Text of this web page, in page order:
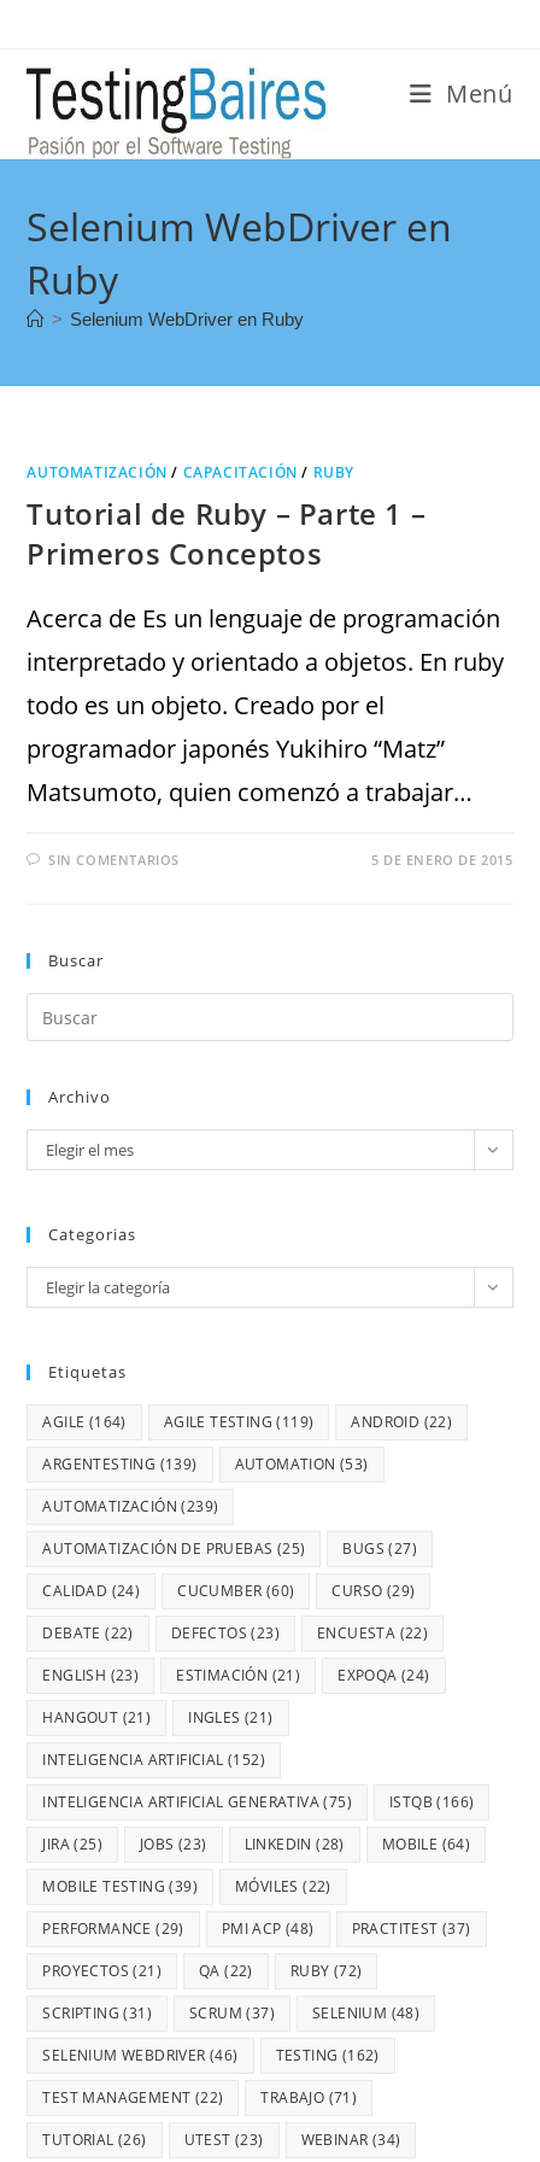
Menú
Selenium WebDriver en
Ruby
> Selenium WebDriver en Ruby
AUTOMATIZACIÓN / CAPACITACIÓN / RUBY
Tutorial de Ruby – Parte 1 –
Primeros Conceptos
Acerca de Es un lenguaje de programación
interpretado y orientado a objetos. En ruby
todo es un objeto. Creado por el
programador japonés Yukihiro “Matz”
Matsumoto, quien comenzó a trabajar…
SIN COMENTARIOS 5 DE ENERO DE 2015
Buscar
Archivo
Elegir el mes
Categorias
Elegir la categoría
Etiquetas
AGILE (164) AGILE TESTING (119) ANDROID (22)
ARGENTESTING (139) AUTOMATION (53)
AUTOMATIZACIÓN (239)
AUTOMATIZACIÓN DE PRUEBAS (25) BUGS (27)
CALIDAD (24) CUCUMBER (60) CURSO (29)
DEBATE (22) DEFECTOS (23) ENCUESTA (22)
ENGLISH (23) ESTIMACIÓN (21) EXPOQA (24)
HANGOUT (21) INGLES (21)
INTELIGENCIA ARTIFICIAL (152)
INTELIGENCIA ARTIFICIAL GENERATIVA(75) ISTQB (166)
JIRA(25) JOBS (23) LINKEDIN (28) MOBILE (64)
MOBILE TESTING (39) MÓVILES (22)
PERFORMANCE (29) PMI ACP (48) PRACTITEST (37)
PROYECTOS (21) QA (22) RUBY (72)
SCRIPTING (31) SCRUM (37) SELENIUM (48)
SELENIUM WEBDRIVER (46) TESTING (162)
TEST MANAGEMENT (22) TRABAJO (71)
TUTORIAL (26) UTEST (23) WEBINAR (34)